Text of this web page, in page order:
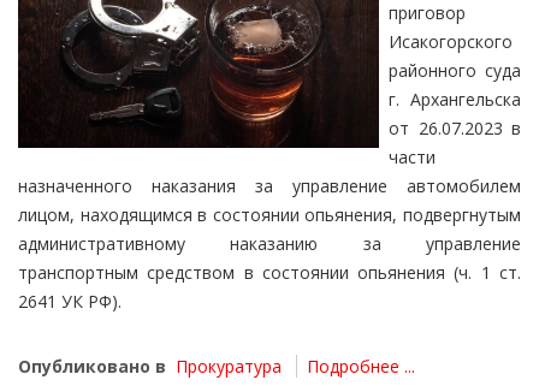
приговор
Исакогорского
районного суда
г. Архангельска
от 26.07.2023 в
части
назначенного наказания за управление автомобилем
лицом, находящимся в состоянии опьянения, подвергнутым
административному наказанию за управление
транспортным средством в состоянии опьянения (ч. 1 ст.
2641 УК РФ).
Опубликовано в Прокуратура Подробнее ...